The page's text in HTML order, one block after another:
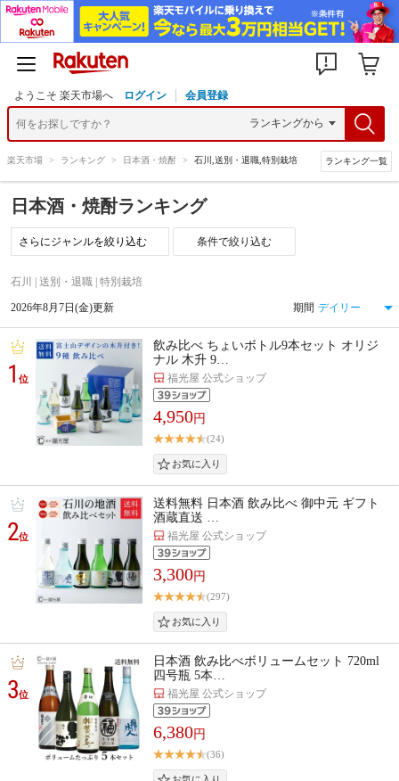
ようこそ 楽天市場へ ログイン 会員登録
楽天市場 > ランキング > 日本酒・焼酎 > 石川,送別・退職,特別栽培 ランキング一覧
日本酒・焼酎ランキング
条件で絞り込む
石川 | 送別・退職 | 特別栽培
2026年8月7日(金)更新 期間
1位
飲み比べ ちょいボトル9本セット オリジ
ナル 木升 9…
福光屋 公式ショップ
4,950円
(24)
2位
送料無料 日本酒 飲み比べ 御中元 ギフト
酒蔵直送 …
福光屋 公式ショップ
3,300円
(297)
3位
日本酒 飲み比べボリュームセット 720ml
四号瓶 5本…
福光屋 公式ショップ
6,380円
(36)